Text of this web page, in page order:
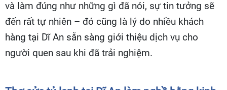
và làm đúng như những gì đã nói, sự tin tưởng sẽ
đến rất tự nhiên – đó cũng là lý do nhiều khách
hàng tại Dĩ An sẵn sàng giới thiệu dịch vụ cho
người quen sau khi đã trải nghiệm.